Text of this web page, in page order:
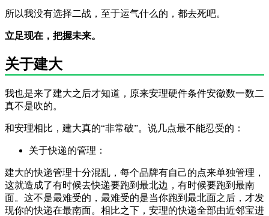
所以我没有选择二战，至于运气什么的，都去死吧。
立足现在，把握未来。
关于建大
我也是来了建大之后才知道，原来安理硬件条件安徽数一数二
真不是吹的。
和安理相比，建大真的“非常破”。说几点最不能忍受的：
关于快递的管理：
建大的快递管理十分混乱，每个品牌有自己的点来单独管理，
这就造成了有时候去快递要跑到最北边，有时候要跑到最南
面。这不是最难受的，最难受的是当你跑到最北面之后，才发
现你的快递在最南面。相比之下，安理的快递全部由近邻宝进